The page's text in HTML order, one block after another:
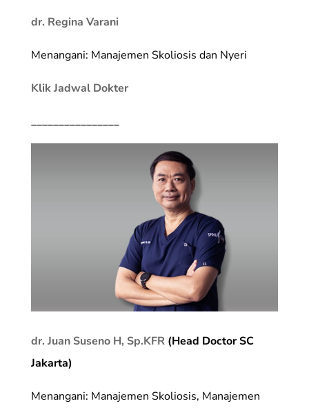
dr. Regina Varani
Menangani: Manajemen Skoliosis dan Nyeri
Klik Jadwal Dokter
________________
dr. Juan Suseno H, Sp.KFR(Head Doctor SC
Jakarta)
Menangani: Manajemen Skoliosis, Manajemen